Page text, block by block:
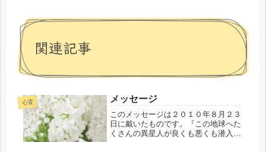
関連記事
心霊 メッセージ
このメッセージは２０１０年８月２３
日に戴いたものです。『この地球へた
くさんの異星人が良くも悪くも潜入し